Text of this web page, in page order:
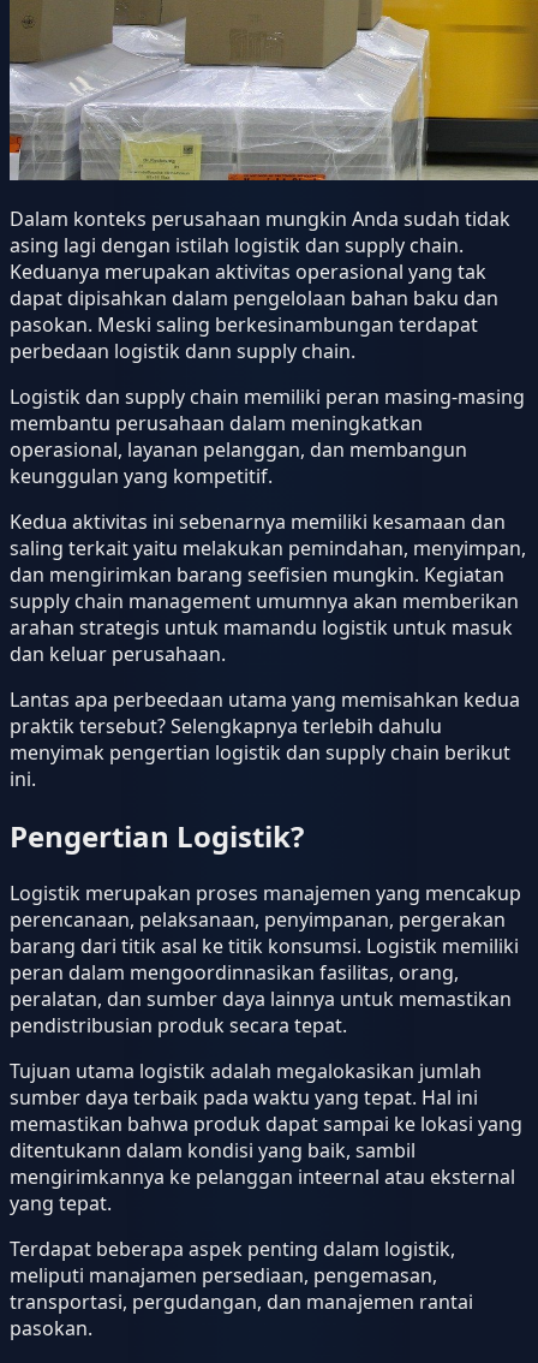
Dalam konteks perusahaan mungkin Anda sudah tidak
asing lagi dengan istilah logistik dan supply chain.
Keduanya merupakan aktivitas operasional yang tak
dapat dipisahkan dalam pengelolaan bahan baku dan
pasokan. Meski saling berkesinambungan terdapat
perbedaan logistik dann supply chain.
Logistik dan supply chain memiliki peran masing-masing
membantu perusahaan dalam meningkatkan
operasional, layanan pelanggan, dan membangun
keunggulan yang kompetitif.
Kedua aktivitas ini sebenarnya memiliki kesamaan dan
saling terkait yaitu melakukan pemindahan, menyimpan,
dan mengirimkan barang seefisien mungkin. Kegiatan
supply chain management umumnya akan memberikan
arahan strategis untuk mamandu logistik untuk masuk
dan keluar perusahaan.
Lantas apa perbeedaan utama yang memisahkan kedua
praktik tersebut? Selengkapnya terlebih dahulu
menyimak pengertian logistik dan supply chain berikut
ini.
Pengertian Logistik?
Logistik merupakan proses manajemen yang mencakup
perencanaan, pelaksanaan, penyimpanan, pergerakan
barang dari titik asal ke titik konsumsi. Logistik memiliki
peran dalam mengoordinnasikan fasilitas, orang,
peralatan, dan sumber daya lainnya untuk memastikan
pendistribusian produk secara tepat.
Tujuan utama logistik adalah megalokasikan jumlah
sumber daya terbaik pada waktu yang tepat. Hal ini
memastikan bahwa produk dapat sampai ke lokasi yang
ditentukann dalam kondisi yang baik, sambil
mengirimkannya ke pelanggan inteernal atau eksternal
yang tepat.
Terdapat beberapa aspek penting dalam logistik,
meliputi manajamen persediaan, pengemasan,
transportasi, pergudangan, dan manajemen rantai
pasokan.